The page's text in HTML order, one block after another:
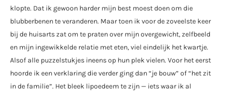
klopte. Dat ik gewoon harder mijn best moest doen om die
blubberbenen te veranderen. Maar toen ik voor de zoveelste keer
bij de huisarts zat om te praten over mijn overgewicht, zelfbeeld
en mijn ingewikkelde relatie met eten, viel eindelijk het kwartje.
Alsof alle puzzelstukjes ineens op hun plek vielen. Voor het eerst
hoorde ik een verklaring die verder ging dan “je bouw” of “het zit
in de familie”. Het bleek lipoedeem te zijn — iets waar ik al